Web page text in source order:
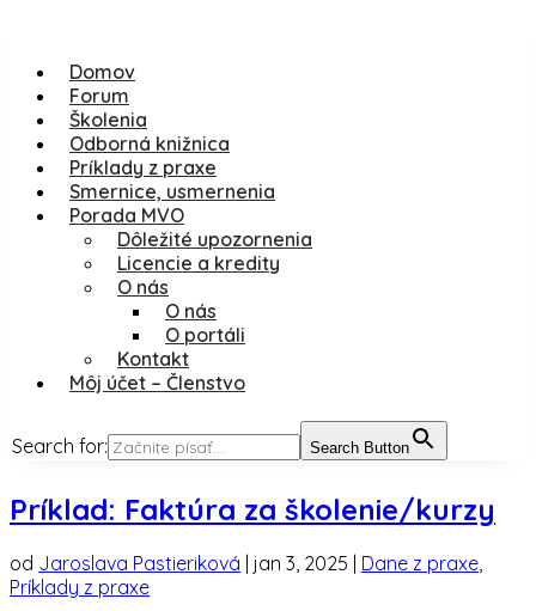
Domov
Forum
Školenia
Odborná knižnica
Príklady z praxe
Smernice, usmernenia
Porada MVO
Dôležité upozornenia
Licencie a kredity
O nás
O nás
O portáli
Kontakt
Môj účet – Členstvo
Search for: Search Button
Príklad: Faktúra za školenie/kurzy
od Jaroslava Pastieriková | jan 3, 2025 | Dane z praxe
Príklady z praxe